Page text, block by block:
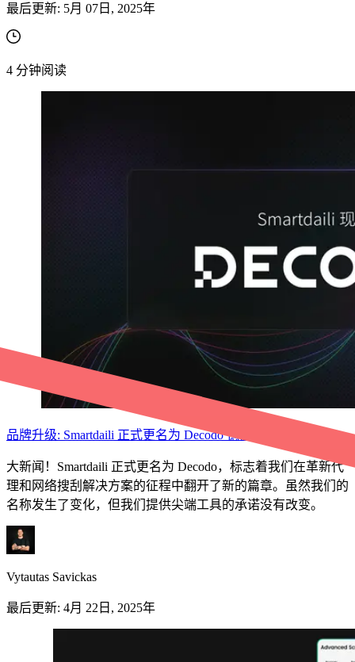
最后更新: 5月 07日, 2025年
4 分钟阅读
品牌升级: Smartdaili 正式更名为 Decodo 德口多
大新闻！Smartdaili 正式更名为 Decodo，标志着我们在革新代
理和网络搜刮解决方案的征程中翻开了新的篇章。虽然我们的
名称发生了变化，但我们提供尖端工具的承诺没有改变。
Vytautas Savickas
最后更新: 4月 22日, 2025年